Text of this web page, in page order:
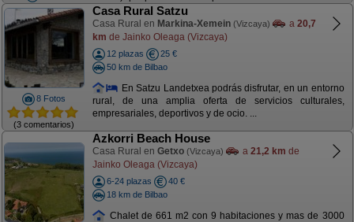
8 Fotos
(3 comentarios)
Casa Rural Satzu
Casa Rural en Markina-Xemein (Vizcaya) a 20,7
km de Jainko Oleaga (Vizcaya)
12 plazas
25 €
50 km de Bilbao
En Satzu Landetxea podrás disfrutar, en un entorno
rural, de una amplia oferta de servicios culturales,
empresariales, deportivos y de ocio. ...
Azkorri Beach House
Casa Rural en Getxo (Vizcaya) a 21,2 km de
Jainko Oleaga (Vizcaya)
6-24 plazas
40 €
18 km de Bilbao
Chalet de 661 m2 con 9 habitaciones y mas de 3000